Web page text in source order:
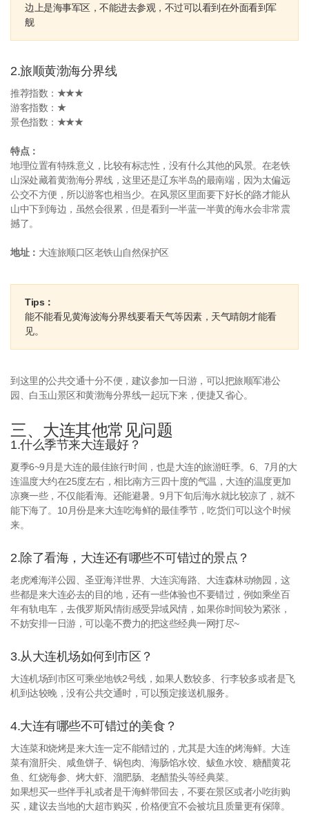
边上是海事军区，不能进去参观，不过可以看到在外面看到军
舰
2.旅顺黄渤海分界线
推荐指数： ★★★
游客指数： ★
景色指数： ★★★
特点：
地理位置有特殊意义，比较有标志性，没有什么其他的风景。在老铁
山深处藏着黄渤海分界线，这里还是辽东半岛的最南端，因为太偏远
公交不方便，所以游客也相当少。在风景区里面要下好长的路才能从
山中下到海边，虽然会很累，但是看到一半蓝一半黄的海水会非常震
撼了。
地址： 大连旅顺口区老铁山自然保护区
Tips：
能不能看见黄海波海分界线要看天气等因素，天气晴朗才能看
见。
到这里的公共交通十分不便，建议参加一日游，可以把旅顺军港公
园、白玉山景区和黄渤海分界线一起玩下来，便捷又省心。
三、大连其他常见问题
1.什么季节来大连最好？
夏季6~9月是大连的最佳旅行时间，也是大连的旅游旺季。6、7月的大
连温度大约在25度左右，相比南方三四十度的气温，大连的温度更加
凉爽一些，不仅能看海。还能避暑。9月下旬后海水就比较凉了，就不
能下海了。10月份是来大连吃海鲜的最佳季节，吃货们可以这个时候
来。
2.除了看海，大连还有哪些不可错过的景点？
老虎滩海洋公园、圣亚海洋世界、大连滨海路、大连森林动物园，这
些都是来大连必去的目的地，还有一些体验也不要错过，例如乘坐百
年有轨电车，去俄罗斯风情街感受异域风情，如果你时间较为紧张，
不妨安排一日游，可以毫不费力的把这些经典一网打尽~
3.从大连机场如何到市区？
大连机场到市区可乘坐地铁2号线，如果人数较多、行李较多或者是飞
机到达较晚，没有公共交通时，可以预定接送机服务。
4.大连有哪些不可错过的美食？
大连菜和烧烤是来大连一定不能错过的，尤其是大连的烤海鲜。大连
菜有溜肝尖、咸鱼饼子、锅包肉、海肠馅水饺、鲅鱼水饺、糖醋黄花
鱼、红烧海参、烤大虾、溜肥肠、老醋蛰头等经典菜。
如果想买一些伴手礼或者是干海鲜带回去，不要在景区或者小吃街购
买，建议去当地的大超市购买，价格便宜不会被坑且质量更有保障。